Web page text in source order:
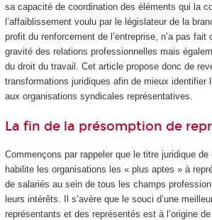
sa capacité de coordination des éléments qui la
l’affaiblissement voulu par le législateur de la
profit du renforcement de l’entreprise, n’a pas fait
gravité des relations professionnelles mais
du droit du travail. Cet article propose donc de
transformations juridiques afin de mieux identifier
aux organisations syndicales représentatives.
La fin de la présomption de
Commençons par rappeler que le titre juridique
habilite les organisations les « plus aptes » à
de salariés au sein de tous les champs
leurs intérêts. Il s’avère que le souci d’une
représentants et des représentés est à l’origine